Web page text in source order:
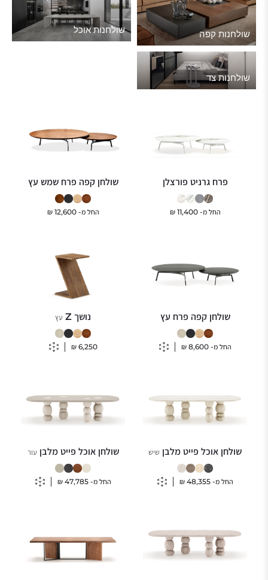
שולחנות קפה שולחנות אוכל
שולחנות צד
פרח גרניט פורצלן
החל מ-11,400
₪
שולחן קפה פרח שמש עץ
החל מ-12,600
₪
שולחן קפה פרח עץ
החל מ-8,600
₪
נושך Z עץ
6,250
₪
שולחן אוכל פייט מלבן שיש
החל מ-48,355
₪
שולחן אוכל פייט מלבן עור
החל מ-47,785
₪